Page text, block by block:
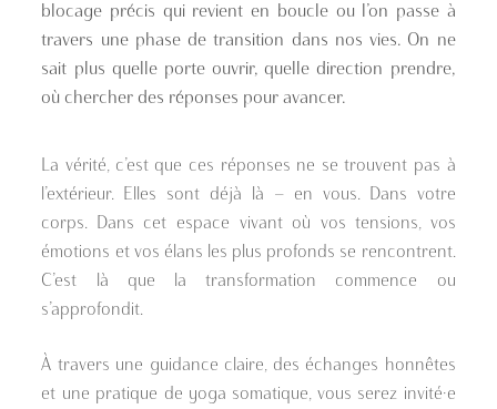
blocage précis qui revient en boucle ou l’on passe à
travers une phase de transition dans nos vies. On ne
sait plus quelle porte ouvrir, quelle direction prendre,
où chercher des réponses pour avancer.
La vérité, c’est que ces réponses ne se trouvent pas à
l’extérieur. Elles sont déjà là — en vous. Dans votre
corps. Dans cet espace vivant où vos tensions, vos
émotions et vos élans les plus profonds se rencontrent.
C’est là que la transformation commence ou
s’approfondit.
À travers une guidance claire, des échanges honnêtes
et une pratique de yoga somatique, vous serez invité·e